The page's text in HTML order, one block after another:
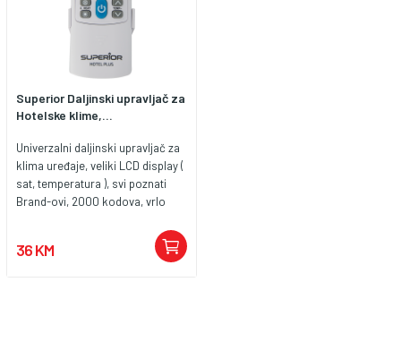
Superior Daljinski upravljač za
Hotelske klime,...
Univerzalni daljinski upravljač za
klima uređaje, veliki LCD display (
sat, temperatura ), svi poznati
Brand-ovi, 2000 kodova, vrlo
programiranje putem ručne ili
automatske pretrage, pametna
36 KM